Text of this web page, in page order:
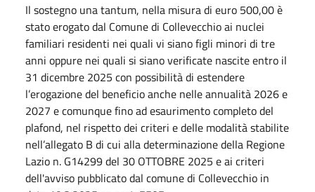
Il sostegno una tantum, nella misura di euro 500,00 è
stato erogato dal Comune di Collevecchio ai nuclei
familiari residenti nei quali vi siano figli minori di tre
anni oppure nei quali si siano verificate nascite entro il
31 dicembre 2025 con possibilità di estendere
l’erogazione del beneficio anche nelle annualità 2026 e
2027 e comunque fino ad esaurimento completo del
plafond, nel rispetto dei criteri e delle modalità stabilite
nell’allegato B di cui alla determinazione della Regione
Lazio n. G14299 del 30 OTTOBRE 2025 e ai criteri
dell'avviso pubblicato dal comune di Collevecchio in